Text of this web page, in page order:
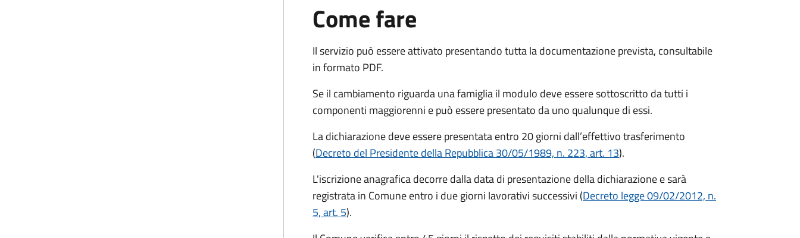
Come fare
Il servizio può essere attivato presentando tutta la documentazione prevista, consultabile
in formato PDF.
Se il cambiamento riguarda una famiglia il modulo deve essere sottoscritto da tutti i
componenti maggiorenni e può essere presentato da uno qualunque di essi.
La dichiarazione deve essere presentata entro 20 giorni dall’effettivo trasferimento
(Decreto del Presidente della Repubblica 30/05/1989, n. 223, art. 13).
L'iscrizione anagrafica decorre dalla data di presentazione della dichiarazione e sarà
registrata in Comune entro i due giorni lavorativisuccessivi (Decreto legge 09/02/2012, n.
5, art. 5).